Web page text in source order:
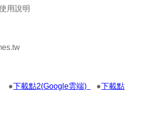
用說明
●下載點2(Google雲端) ●下載點